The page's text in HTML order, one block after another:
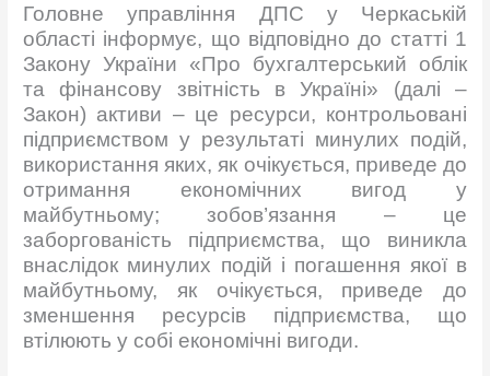
Головне управління ДПС у Черкаській
області інформує, що відповідно до статті 1
Закону України «Про бухгалтерський облік
та фінансову звітність в Україні» (далі –
Закон) активи – це ресурси, контрольовані
підприємством у результаті минулих подій,
використання яких, як очікується, приведе до
отримання економічних вигод у
майбутньому; зобов’язання – це
заборгованість підприємства, що виникла
внаслідок минулих подій і погашення якої в
майбутньому, як очікується, приведе до
зменшення ресурсів підприємства, що
втілюють у собі економічні вигоди.